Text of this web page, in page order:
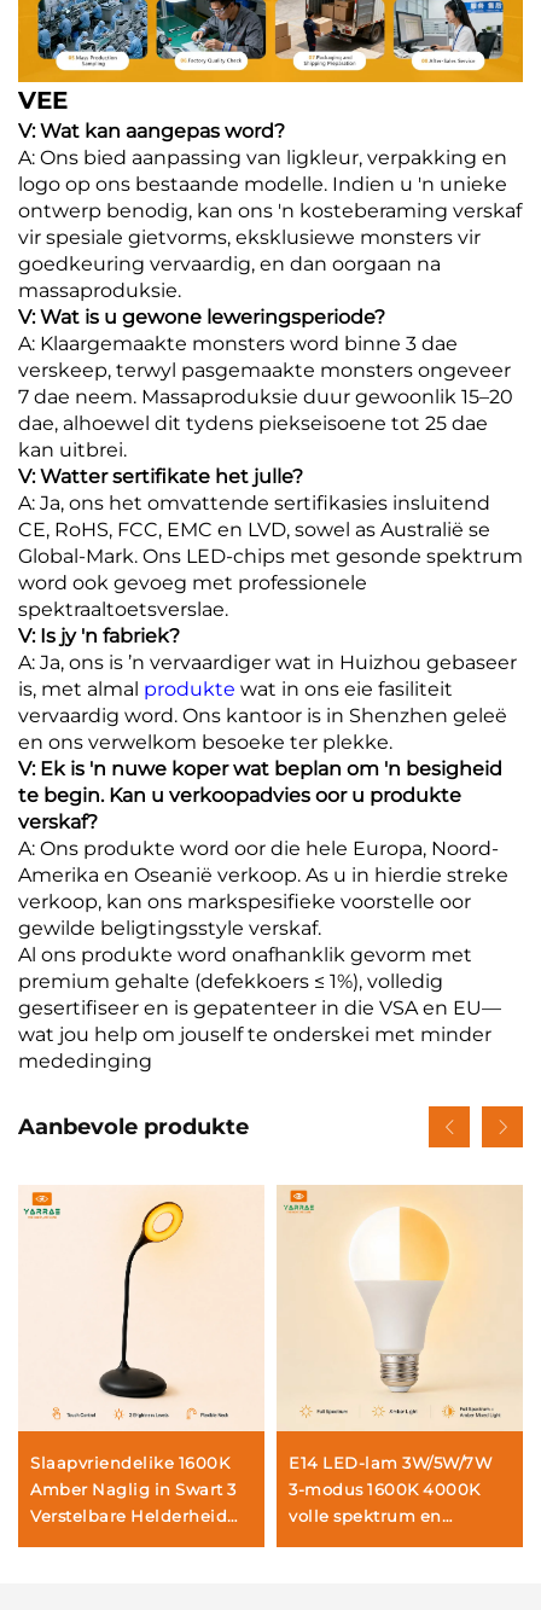
VEE
V: Wat kan aangepas word?
A: Ons bied aanpassing van ligkleur, verpakking en
logo op ons bestaande modelle. Indien u 'n unieke
ontwerp benodig, kan ons 'n kosteberaming verskaf
vir spesiale gietvorms, eksklusiewe monsters vir
goedkeuring vervaardig, en dan oorgaan na
massaproduksie.
V: Wat is u gewone leweringsperiode?
A: Klaargemaakte monsters word binne 3 dae
verskeep, terwyl pasgemaakte monsters ongeveer
7 dae neem. Massaproduksie duur gewoonlik 15–20
dae, alhoewel dit tydens piekseisoene tot 25 dae
kan uitbrei.
V: Watter sertifikate het julle?
A: Ja, ons het omvattende sertifikasies insluitend
CE, RoHS, FCC, EMC en LVD, sowel as Australië se
Global-Mark. Ons LED-chips met gesonde spektrum
word ook gevoeg met professionele
spektraaltoetsverslae.
V: Is jy 'n fabriek?
A: Ja, ons is ’n vervaardiger wat in Huizhou gebaseer
is, met almal produkte wat in ons eie fasiliteit
vervaardig word. Ons kantoor is in Shenzhen geleë
en ons verwelkom besoeke ter plekke.
V: Ek is 'n nuwe koper wat beplan om 'n besigheid
te begin. Kan u verkoopadvies oor u produkte
verskaf?
A: Ons produkte word oor die hele Europa, Noord-
Amerika en Oseanië verkoop. As u in hierdie streke
verkoop, kan ons markspesifieke voorstelle oor
gewilde beligtingsstyle verskaf.
Al ons produkte word onafhanklik gevorm met
premium gehalte (defekkoers ≤ 1%), volledig
gesertifiseer en is gepatenteer in die VSA en EU—
wat jou help om jouself te onderskei met minder
mededinging
Aanbevole produkte
Slaapvriendelike 1600K
Amber Naglig in Swart 3
Verstelbare Helderheid
Instellings met 1800Mah
E14 LED-lam 3W/5W/7W
3-modus 1600K 4000K
volle spektrum en
dubbelfase slaaphulp-